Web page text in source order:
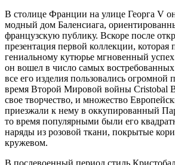
В столице Франции на улице Георга V
модный дом Баленсиага,
французскую публику. Вскоре после
презентация первой коллекции, которая
гениальному кутюрье мгновенный
он вошел в число самых
все его изделия пользовались огромной
время Второй Мировой войны Cristobal
свое творчество, и множество
приезжали к нему в оккупированный
то время популярными были его
наряды из розовой ткани, покрытые
кружевом.